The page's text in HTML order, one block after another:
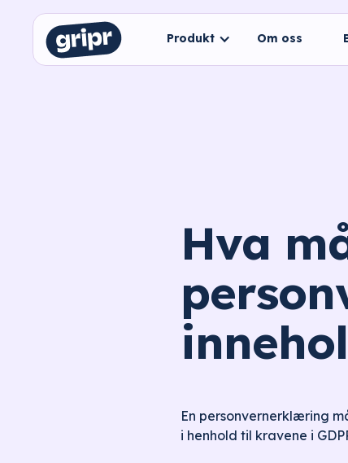
Produkt Om oss
Hva
En personvernerklæring
i henhold til kravene i